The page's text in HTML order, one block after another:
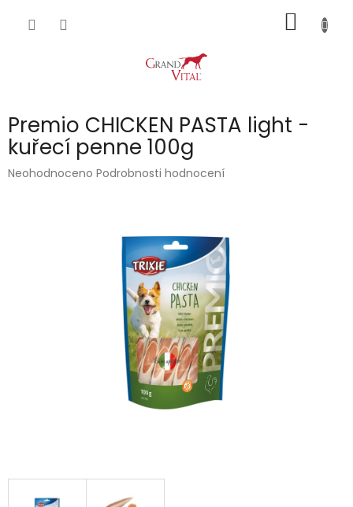
KOŠÍK
Premio CHICKEN PASTA light -
kuřecí penne 100g
Průměrné
Neohodnoceno Podrobnosti hodnocení